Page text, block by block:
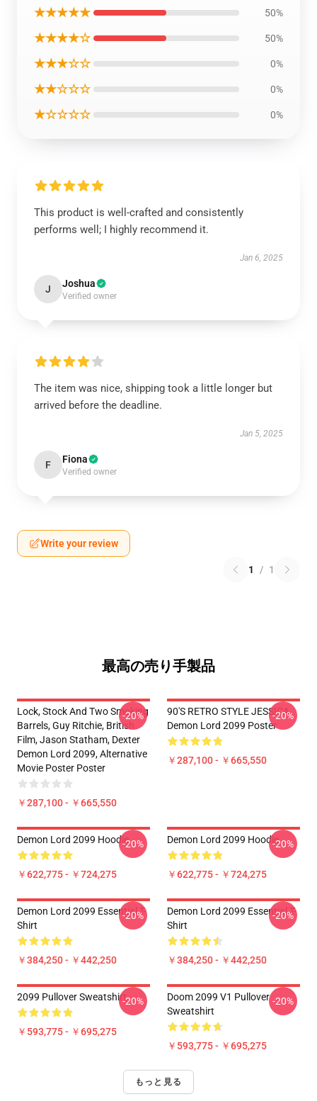
★★★★★ 50%
★★★★☆ 50%
★★★☆☆ 0%
★★☆☆☆ 0%
★☆☆☆☆ 0%
This product is well-crafted and consistently
performs well; I highly recommend it.
Jan 6, 2025
J Joshua
Verified owner
The item was nice, shipping took a little longer but
arrived before the deadline.
Jan 5, 2025
F Fiona
Verified owner
Write your review
1 / 1
最高の売り手製品
Lock, Stock And Two Smoking
Barrels, Guy Ritchie, British
Film, Jason Statham, Dexter
Demon Lord 2099, Alternative
Movie Poster Poster
￥287,100 - ￥665,550
-20%
90'S RETRO STYLE JESSICA
Demon Lord 2099 Poster
￥287,100 - ￥665,550
-20%
Demon Lord 2099 Hoodie
￥622,775 - ￥724,275
-20% Demon Lord 2099 Hoodie
￥622,775 - ￥724,275
-20%
Demon Lord 2099 Essential T-
Shirt
￥384,250 - ￥442,250
-20%
Demon Lord 2099 Essential T-
Shirt
￥384,250 - ￥442,250
-20%
2099 Pullover Sweatshirt
￥593,775 - ￥695,275
-20%
Doom 2099 V1 Pullover
Sweatshirt
￥593,775 - ￥695,275
-20%
もっと見る